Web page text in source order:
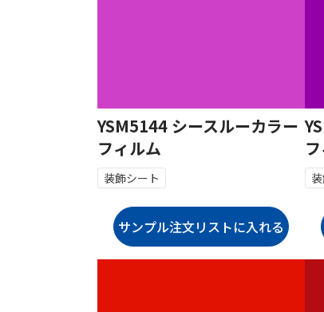
YSM5144 シースルーカラー
フィルム
装飾シート